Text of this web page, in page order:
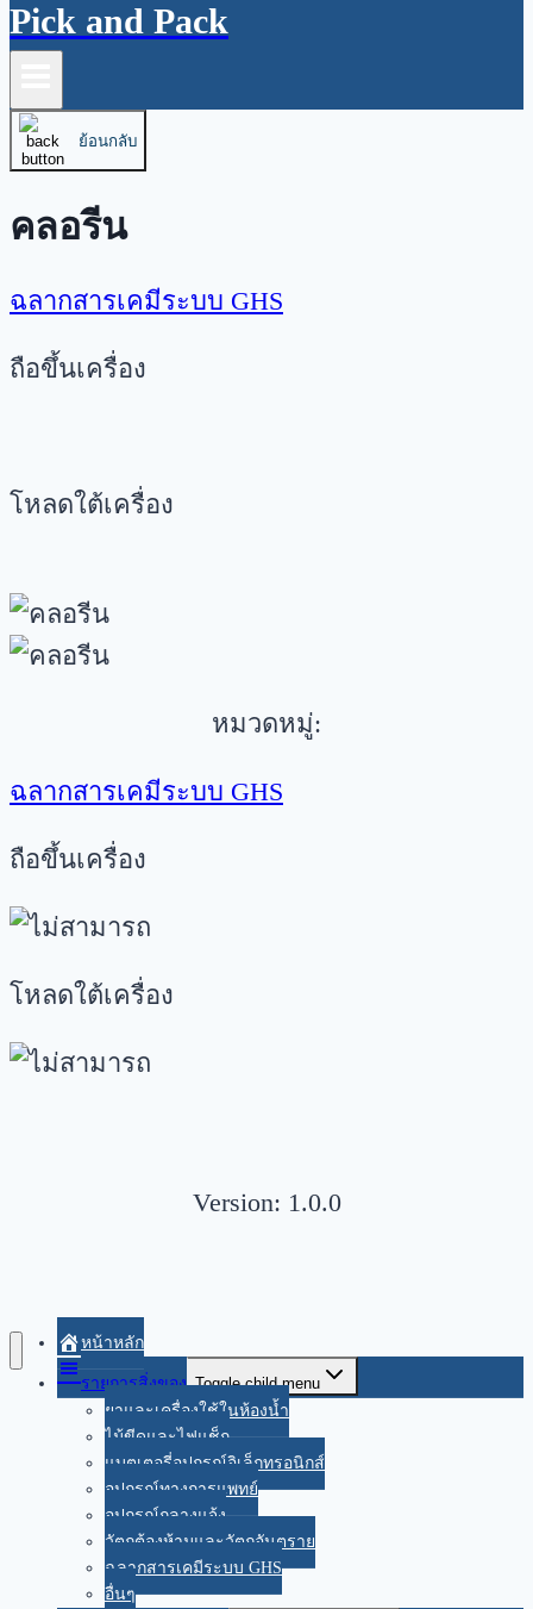
Pick and Pack
ย้อนกลับ
คลอรีน
ฉลากสารเคมีระบบ GHS
ถือขึ้นเครื่อง
โหลดใต้เครื่อง
หมวดหมู่:
ฉลากสารเคมีระบบ GHS
ถือขึ้นเครื่อง
โหลดใต้เครื่อง
Version: 1.0.0
หน้าหลัก
รายการสิ่งของ Toggle child menu
ยาและเครื่องใช้ในห้องน้ำ
ไม้ขีดและไฟแช็ก
แบตเตอรี่อุปกรณ์อิเล็กทรอนิกส์
อุปกรณ์ทางการแพทย์
อุปกรณ์กลางแจ้ง
วัตถุต้องห้ามและวัตถุอันตราย
ฉลากสารเคมีระบบ GHS
อื่นๆ